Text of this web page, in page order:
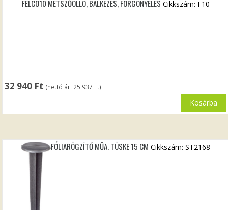
FELCO10 METSZŐOLLÓ, BALKEZES, FORGÓNYELES
32 940 Ft (nettó ár: 25 937 Ft)
Cikkszám: F10
Kosárba
FÓLIARÖGZÍTŐ MŰA. TÜSKE 15 CM Cikkszám: ST2168